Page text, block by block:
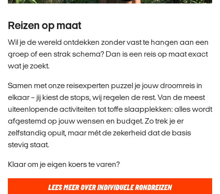
Reizen op maat
Wil je de wereld ontdekken zonder vast te hangen aan een
groep of een strak schema? Dan is een reis op maat exact
wat je zoekt.
Samen met onze reisexperten puzzel je jouw droomreis in
elkaar – jij kiest de stops, wij regelen de rest. Van de meest
uiteenlopende activiteiten tot toffe slaapplekken: alles wordt
afgestemd op jouw wensen en budget. Zo trek je er
zelfstandig opuit, maar mét de zekerheid dat de basis
stevig staat.
Klaar om je eigen koers te varen?
LEES MEER OVER INDIVIDUELE RONDREIZEN